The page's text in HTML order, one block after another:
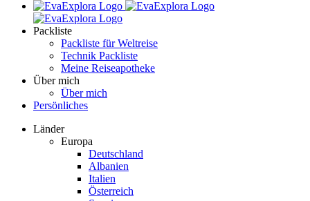
Packliste
Packliste für Weltreise
Technik Packliste
Meine Reiseapotheke
Über mich
Über mich
Persönliches
Länder
Europa
Deutschland
Albanien
Italien
Österreich